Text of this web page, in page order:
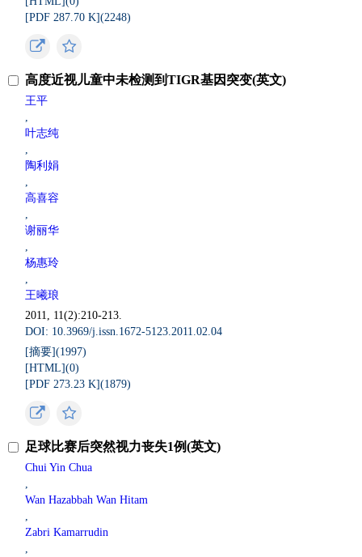
[PDF 287.70 K](2248)
高度近视儿童中未检测到TIGR基因突变(英文)
王平
,
叶志纯
,
陶利娟
,
高喜容
,
谢丽华
,
杨惠玲
,
王曦琅
2011, 11(2):210-213.
DOI: 10.3969/j.issn.1672-5123.2011.02.04
[摘要](1997)
[HTML](0)
[PDF 273.23 K](1879)
足球比赛后突然视力丧失1例(英文)
Chui Yin Chua
,
Wan Hazabbah Wan Hitam
,
Zabri Kamarrudin
,